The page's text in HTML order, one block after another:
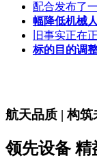
配合发布了
幅降低机械
旧事实正在
标的目的调
航天品质 | 构筑
领先设备 精